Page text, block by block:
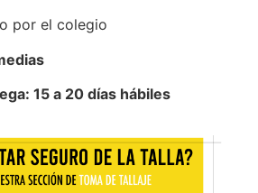
por el colegio
15 a 20 días hábiles